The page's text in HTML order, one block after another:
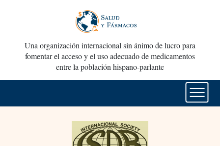
Una organización internacional sin ánimo de lucro para
fomentar el acceso y el uso adecuado de medicamentos
entre la población hispano-parlante